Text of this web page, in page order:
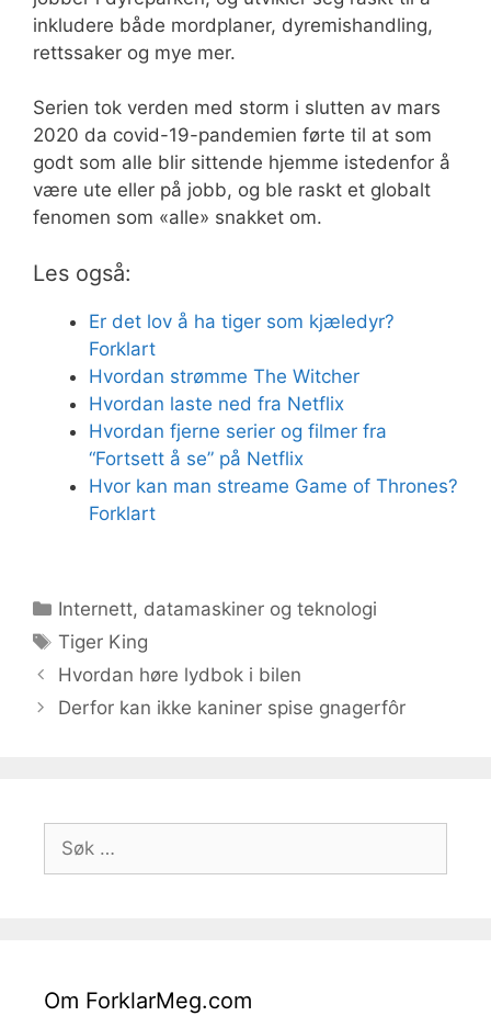
inkludere både mordplaner, dyremishandling,
rettssaker og mye mer.
Serien tok verden med storm i slutten av mars
2020 da covid-19-pandemien førte til at som
godt som alle blir sittende hjemme istedenfor å
være ute eller på jobb, og ble raskt et globalt
fenomen som «alle» snakket om.
Les også:
Er det lov å ha tiger som kjæledyr?
Forklart
Hvordan strømme The Witcher
Hvordan laste ned fra Netflix
Hvordan fjerne serier og filmer fra
“Fortsett å se” på Netflix
Hvor kan man streame Game of Thrones?
Forklart
Kategorier
Internett, datamaskiner og teknologi
Stikkord
Tiger King
Hvordan høre lydbok i bilen
Derfor kan ikke kaniner spise gnagerfôr
Søk
etter:
Om ForklarMeg.com